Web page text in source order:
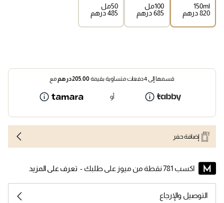
150ml
⁦820⁩ درهم
100مل
⁦685⁩ درهم
50مل
⁦485⁩ درهم
قسمها إلى 4 دفعات متساوية بقيمة 205.00درهممع
أو
إضافة حفر
اكسب 781 نقطة من ميوز على طلبك - تعرف على المزيد
التوصيل والإرجاع